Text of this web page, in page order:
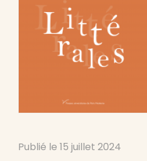
Publié le 15 juillet 2024